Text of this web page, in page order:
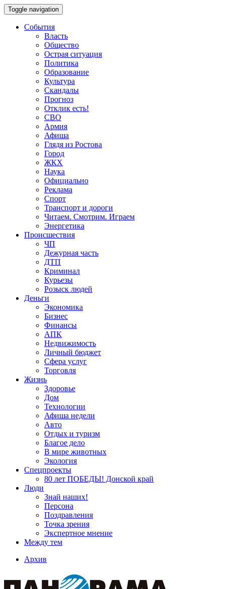
Toggle navigation
События
Власть
Общество
Острая ситуация
Политика
Образование
Культура
Скандалы
Прогноз
Отклик есть!
СВО
Армия
Афиша
Глядя из Ростова
Город
ЖКХ
Наука
Официально
Реклама
Спорт
Транспорт и дороги
Читаем. Смотрим. Играем
Энергетика
Происшествия
ЧП
Дежурная часть
ДТП
Криминал
Курьезы
Розыск людей
Деньги
Экономика
Бизнес
Финансы
АПК
Недвижимость
Личный бюджет
Сфера услуг
Торговля
Жизнь
Здоровье
Дом
Технологии
Афиша недели
Авто
Отдых и туризм
Благое дело
В мире животных
Экология
Спецпроекты
80 лет ПОБЕДЫ! Донской край
Люди
Знай наших!
Персона
Поздравления
Точка зрения
Экспертное мнение
Между тем
Архив